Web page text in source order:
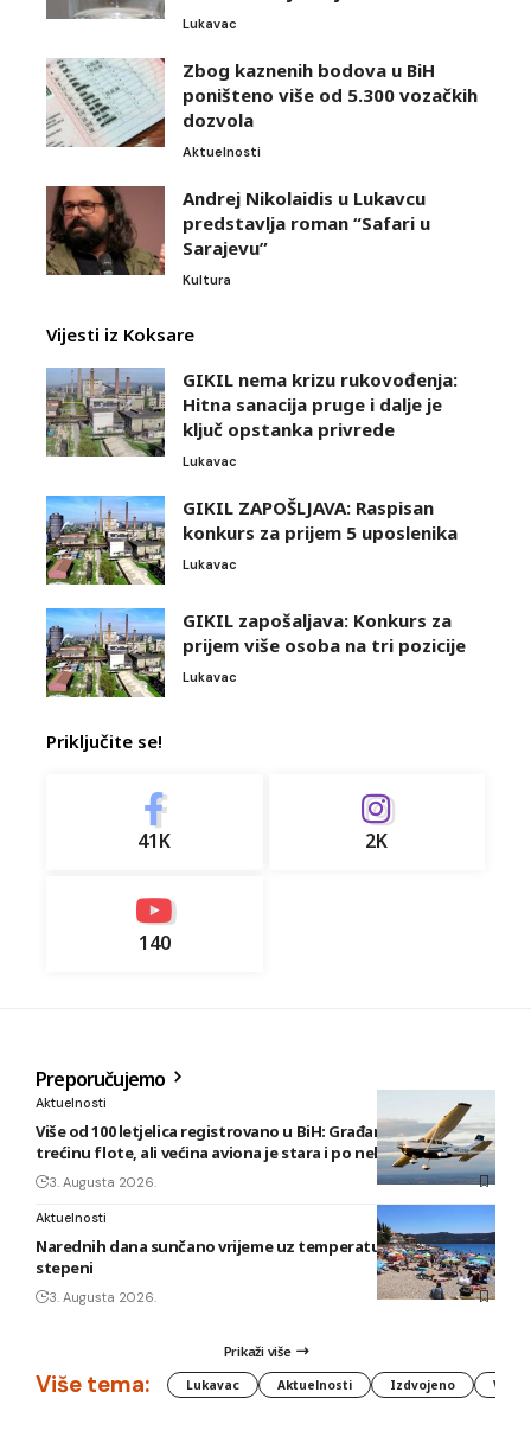
Lukavac
Zbog kaznenih bodova u BiH
poništeno više od 5.300 vozačkih
dozvola
Aktuelnosti
Andrej Nikolaidis u Lukavcu
predstavlja roman “Safari u
Sarajevu”
Kultura
Vijesti iz Koksare
GIKIL nema krizu rukovođenja:
Hitna sanacija pruge i dalje je
ključ opstanka privrede
Lukavac
GIKIL ZAPOŠLJAVA: Raspisan
konkurs za prijem 5 uposlenika
Lukavac
GIKIL zapošaljava: Konkurs za
prijem više osoba na tri pozicije
Lukavac
Priključite se!
41K 2K
140
Preporučujemo
Aktuelnosti
Više od 100 letjelica registrovano u BiH: Građani posjeduju
trećinu flote, ali većina aviona je stara i po nekoliko decenija
3. Augusta 2026.
Aktuelnosti
Narednih dana sunčano vrijeme uz temperature do 40
stepeni
3. Augusta 2026.
Prikaži više
Više tema: Lukavac Aktuelnosti Izdvojeno